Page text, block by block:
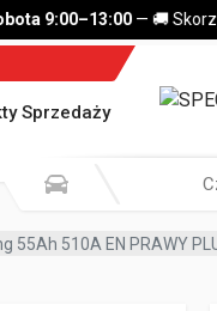
9:00–13:00— 🚚
Sprzedaży
55Ah 510A EN PRAWY